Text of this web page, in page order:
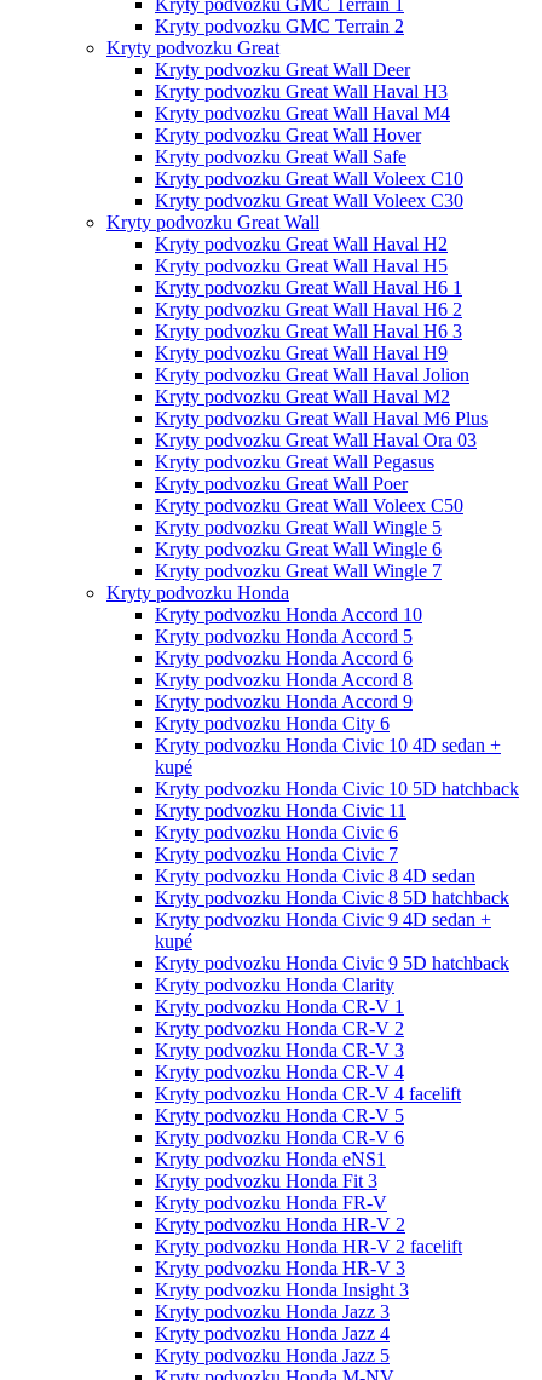
Kryty podvozku GMC Terrain 1
Kryty podvozku GMC Terrain 2
Kryty podvozku Great
Kryty podvozku Great Wall Deer
Kryty podvozku Great Wall Haval H3
Kryty podvozku Great Wall Haval M4
Kryty podvozku Great Wall Hover
Kryty podvozku Great Wall Safe
Kryty podvozku Great Wall Voleex C10
Kryty podvozku Great Wall Voleex C30
Kryty podvozku Great Wall
Kryty podvozku Great Wall Haval H2
Kryty podvozku Great Wall Haval H5
Kryty podvozku Great Wall Haval H6 1
Kryty podvozku Great Wall Haval H6 2
Kryty podvozku Great Wall Haval H6 3
Kryty podvozku Great Wall Haval H9
Kryty podvozku Great Wall Haval Jolion
Kryty podvozku Great Wall Haval M2
Kryty podvozku Great Wall Haval M6 Plus
Kryty podvozku Great Wall Haval Ora 03
Kryty podvozku Great Wall Pegasus
Kryty podvozku Great Wall Poer
Kryty podvozku Great Wall Voleex C50
Kryty podvozku Great Wall Wingle 5
Kryty podvozku Great Wall Wingle 6
Kryty podvozku Great Wall Wingle 7
Kryty podvozku Honda
Kryty podvozku Honda Accord 10
Kryty podvozku Honda Accord 5
Kryty podvozku Honda Accord 6
Kryty podvozku Honda Accord 8
Kryty podvozku Honda Accord 9
Kryty podvozku Honda City 6
Kryty podvozku Honda Civic 10 4D sedan +
kupé
Kryty podvozku Honda Civic 10 5D hatchback
Kryty podvozku Honda Civic 11
Kryty podvozku Honda Civic 6
Kryty podvozku Honda Civic 7
Kryty podvozku Honda Civic 8 4D sedan
Kryty podvozku Honda Civic 8 5D hatchback
Kryty podvozku Honda Civic 9 4D sedan +
kupé
Kryty podvozku Honda Civic 9 5D hatchback
Kryty podvozku Honda Clarity
Kryty podvozku Honda CR-V 1
Kryty podvozku Honda CR-V 2
Kryty podvozku Honda CR-V 3
Kryty podvozku Honda CR-V 4
Kryty podvozku Honda CR-V 4 facelift
Kryty podvozku Honda CR-V 5
Kryty podvozku Honda CR-V 6
Kryty podvozku Honda eNS1
Kryty podvozku Honda Fit 3
Kryty podvozku Honda FR-V
Kryty podvozku Honda HR-V 2
Kryty podvozku Honda HR-V 2 facelift
Kryty podvozku Honda HR-V 3
Kryty podvozku Honda Insight 3
Kryty podvozku Honda Jazz 3
Kryty podvozku Honda Jazz 4
Kryty podvozku Honda Jazz 5